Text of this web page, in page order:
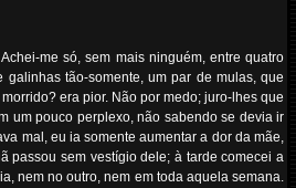
me só, sem mais ninguém, entre quatro
tão-somente, um par de mulas, que
era pior. Não por medo; juro-lhes que
um pouco perplexo, não sabendo se devia ir
mal, eu ia somente aumentar a dor da mãe,
passou sem vestígio dele; à tarde comecei a
nem no outro, nem em toda aquela semana.